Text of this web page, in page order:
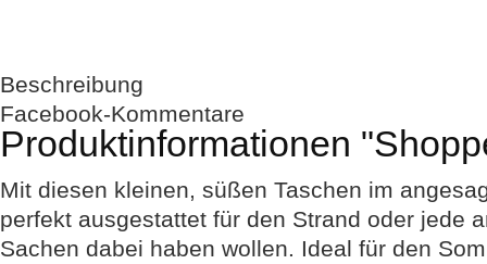
Beschreibung
Facebook-Kommentare
Produktinformationen
Mit diesen kleinen, süßen Taschen im
perfekt ausgestattet für den Strand oder jede
Sachen dabei haben wollen. Ideal für den